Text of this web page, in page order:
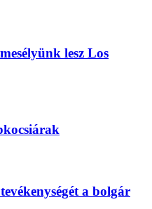
lesz Los
a bolgár